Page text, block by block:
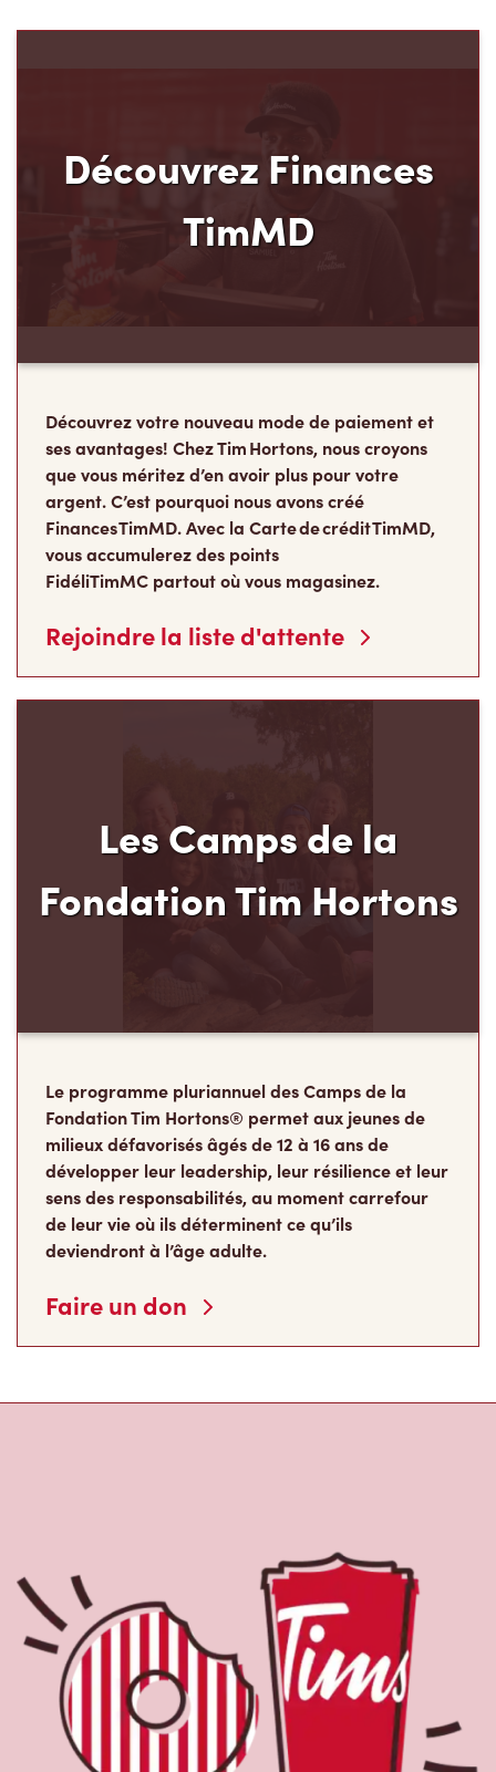
TimMD
ses avantages! Chez Tim Hortons, nous croyons
que vous méritez d’en avoir plus pour votre
argent. C’est pourquoi nous avons créé
Finances TimMD. Avec la Carte de crédit TimMD,
vous accumulerez des points
FidéliTimMC partout où vous magasinez.
Rejoindre la liste d'attente
Fondation Tim Hortons
Fondation Tim Hortons® permet aux jeunes de
milieux défavorisés âgés de 12 à 16 ans de
développer leur leadership, leur résilience et leur
sens des responsabilités, au moment carrefour
de leur vie où ils déterminent ce qu’ils
deviendront à l’âge adulte.
Faire un don